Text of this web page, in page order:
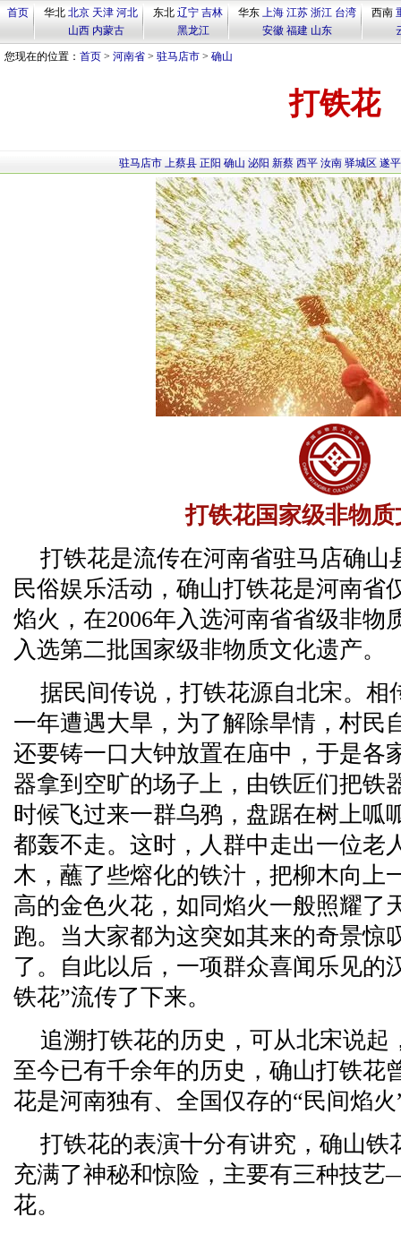
首页 华北 北京 天津 河北
山西 内蒙古
东北 辽宁 吉林
黑龙江
华东 上海 江苏 浙江 台湾
安徽 福建 山东
西南
您现在的位置： 首页 > 河南省 > 驻马店市 > 确山
打铁花
驻马店市 上蔡县 正阳 确山 泌阳 新蔡 西平 汝南 驿城区 遂
打铁花国家级非物
打铁花是流传在河南省驻马店确山
民俗娱乐活动，确山打铁花是河南省
焰火，在2006年入选河南省省级非物
入选第二批国家级非物质文化遗产。
据民间传说，打铁花源自北宋。相
一年遭遇大旱，为了解除旱情，村民
还要铸一口大钟放置在庙中，于是各
器拿到空旷的场子上，由铁匠们把铁
时候飞过来一群乌鸦，盘踞在树上呱
都轰不走。这时，人群中走出一位老
木，蘸了些熔化的铁汁，把柳木向上
高的金色火花，如同焰火一般照耀了
跑。当大家都为这突如其来的奇景惊
了。自此以后，一项群众喜闻乐见的
铁花”流传了下来。
追溯打铁花的历史，可从北宋说起
至今已有千余年的历史，确山打铁花
花是河南独有、全国仅存的“民间焰火
打铁花的表演十分有讲究，确山铁
充满了神秘和惊险，主要有三种技
花。